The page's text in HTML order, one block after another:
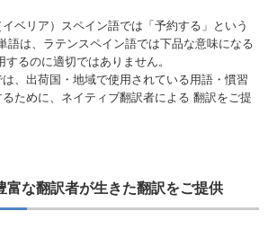
ベリア）スペイン語では「予約する」という
語は、ラテンスペイン語では下品な意味になる
るのに適切ではありません。
、出荷国・地域で使用されている用語・慣習
ために、ネイティブ翻訳者による 翻訳をご提
富な翻訳者が生きた翻訳をご提供